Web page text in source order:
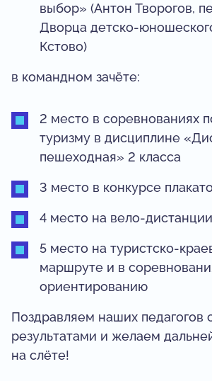
выбор» (Антон Творогов,
Дворца детско-
Кстово)
в командном зачёте:
2 место в соревнованиях
туризму в дисциплине
пешеходная» 2 класса
3 место в конкурсе
4 место на вело-дистанции
5 место на туристско-
маршруте и в
ориентированию
Поздравляем наших педагогов
результатами и желаем
на слёте!